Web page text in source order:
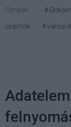
Címkék:
csarnok
#városi